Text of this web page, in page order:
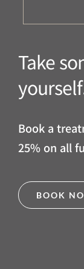
Take
Book a
25% on all
BOOK